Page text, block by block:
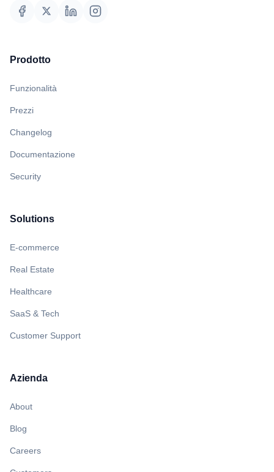
Prodotto
Funzionalità
Prezzi
Changelog
Documentazione
Security
Solutions
E-commerce
Real Estate
Healthcare
SaaS & Tech
Customer Support
Azienda
About
Blog
Careers